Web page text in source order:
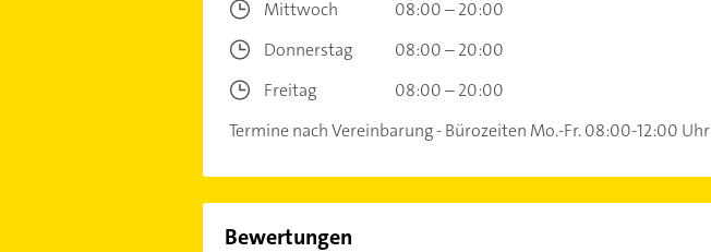
Mittwoch
08:00 – 20:00
Donnerstag
08:00 – 20:00
Freitag
08:00 – 20:00
Termine nach Vereinbarung - Bürozeiten Mo.-Fr. 08:00-12:00 Uhr
Bewertungen